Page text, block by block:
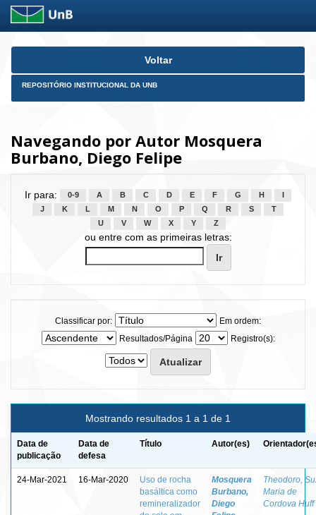
Skip
Voltar
REPOSITÓRIO INSTITUCIONAL DA UNB
Navegando por Autor Mosquera
Burbano, Diego Felipe
Ir para: 0-9 A B C D E F G H
J
K L M N O P Q R S
T
U
V W X Y Z
ou entre com as primeiras letras:
Classificar por:
Em ordem:
Resultados/Página
Registro(s):
Mostrando resultados 1 a 1 de 1
Data de
publicação
Data de
defesa
Título Autor(es)
24-Mar-2021 16-Mar-2020
Uso de rocha
basáltica como
remineralizador
Mosquera
Burbano,
Diego
Theodoro,
Maria de
Cordova Huff